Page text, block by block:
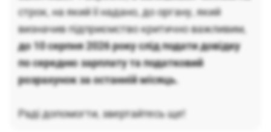
строк, на який її надано, до органу, який
визначив підприємство критично важливим,
до 10 серпня 2026 року слід подати довідку
по середню зарплату та податковий
розрахунок за останній місяць.
Раді допомогти, звертайтесь ще!